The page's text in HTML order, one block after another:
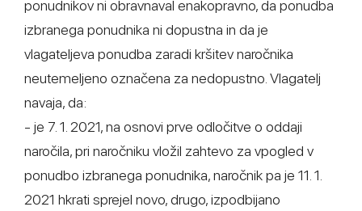
ponudnikov ni obravnaval enakopravno, da ponudba
izbranega ponudnika ni dopustna in da je
vlagateljeva ponudba zaradi kršitev naročnika
neutemeljeno označena za nedopustno. Vlagatelj
navaja, da:
- je 7. 1. 2021, na osnovi prve odločitve o oddaji
naročila, pri naročniku vložil zahtevo za vpogled v
ponudbo izbranega ponudnika, naročnik pa je 11. 1.
2021 hkrati sprejel novo, drugo, izpodbijano